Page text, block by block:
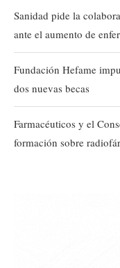
Sanidad pide la
ante el aumento de
Fundación Hefame
dos nuevas becas
Farmacéuticos y el
formación sobre